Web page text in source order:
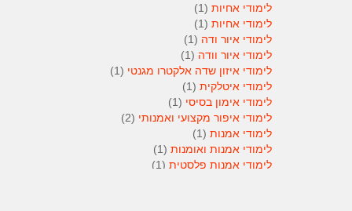
לימודי אחיות (1)
לימודי אחיות (1)
לימודי איור ודה (1)
לימודי איור וודה (1)
לימודי איזון שדה אלקטרו מגנטי (1)
לימודי איטלקית (1)
לימודי אימון בסיסי (1)
לימודי איפור מקצועי ואמנותי (2)
לימודי אמנות (1)
לימודי אמנות ואומנות (1)
לימודי אמנות פלסטית (1)